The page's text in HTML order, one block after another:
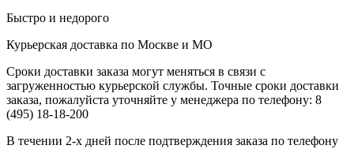
Быстро и недорого
Курьерская доставка по Москве и МО
Сроки доставки заказа могут меняться в связи с
загруженностью курьерской службы. Точные сроки доставки
заказа, пожалуйста уточняйте у менеджера по телефону: 8
(495) 18-18-200
В течении 2-х дней после подтверждения заказа по телефону